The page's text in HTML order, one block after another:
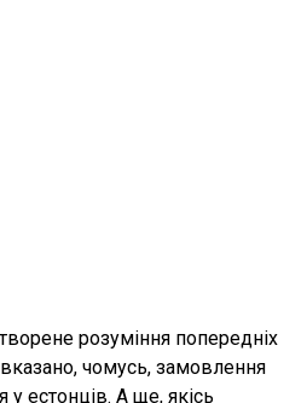
розуміння попередніх
чомусь, замовлення
естонців. А ще, якісь